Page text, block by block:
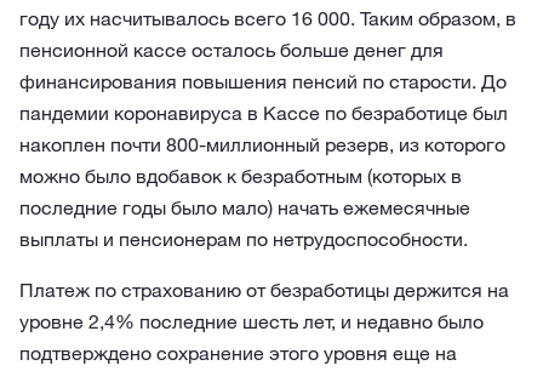
году их насчитывалось всего 16 000. Таким образом, в
пенсионной кассе осталось больше денег для
финансирования повышения пенсий по старости. До
пандемии коронавируса в Кассе по безработице был
накоплен почти 800-миллионный резерв, из которого
можно было вдобавок к безработным (которых в
последние годы было мало) начать ежемесячные
выплаты и пенсионерам по нетрудоспособности.
Платеж по страхованию от безработицы держится на
уровне 2,4% последние шесть лет, и недавно было
подтверждено сохранение этого уровня еще на